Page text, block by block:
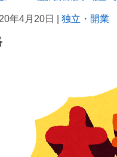
年4月20日 | 独立・開業